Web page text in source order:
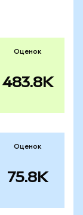
Оценок
483.8K
Оценок
75.8K